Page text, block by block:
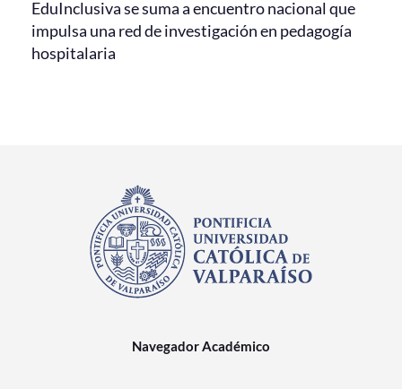
EduInclusiva se suma a encuentro nacional que
impulsa una red de investigación en pedagogía
hospitalaria
Navegador Académico